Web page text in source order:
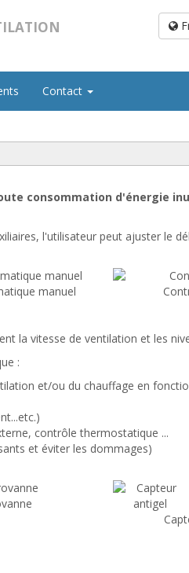
Contact
consommation d'énergie
l'utilisateur peut ajuster le
manuel
la vitesse de ventilation et les
:
et/ou du chauffage en
contrôle thermostatique ...
et éviter les dommages)